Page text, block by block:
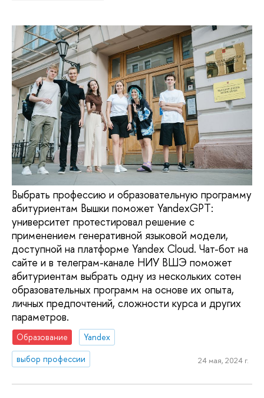
Выбрать профессию и образовательную программу
абитуриентам Вышки поможет YandexGPT:
университет протестировал решение с
применением генеративной языковой модели,
доступной на платформе Yandex Cloud. Чат-бот на
сайте и в телеграм-канале НИУ ВШЭ поможет
абитуриентам выбрать одну из нескольких сотен
образовательных программ на основе их опыта,
личных предпочтений, сложности курса и других
параметров.
Образование
Yandex
выбор профессии
24 мая, 2024 г.